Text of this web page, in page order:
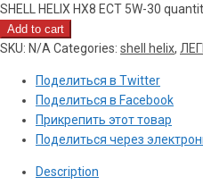
SHELL HELIX HX8 ECT 5W-30
Add to cart
SKU: N/A Categories: shell helix,
Поделиться в Twitter
Поделиться в Facebook
Прикрепить этот товар
Поделиться через
Description